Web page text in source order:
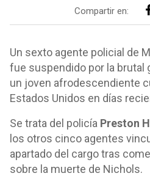
Compartir en:
Un sexto agente policial de
fue suspendido por la brutal
un joven afrodescendiente
Estados Unidos en días
Se trata del policía Preston
los otros cinco agentes
apartado del cargo tras
sobre la muerte de Nichols.